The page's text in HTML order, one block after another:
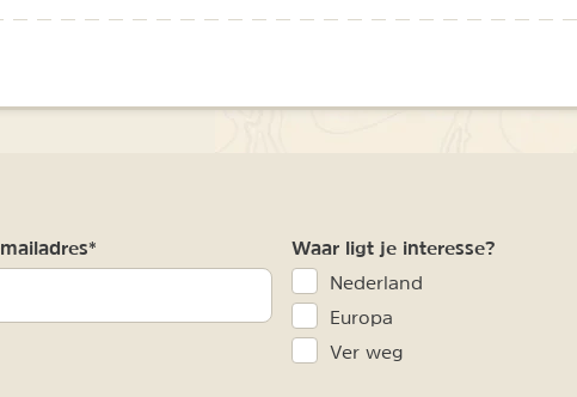
Waar ligt je interesse?
Nederland
Europa
Ver weg